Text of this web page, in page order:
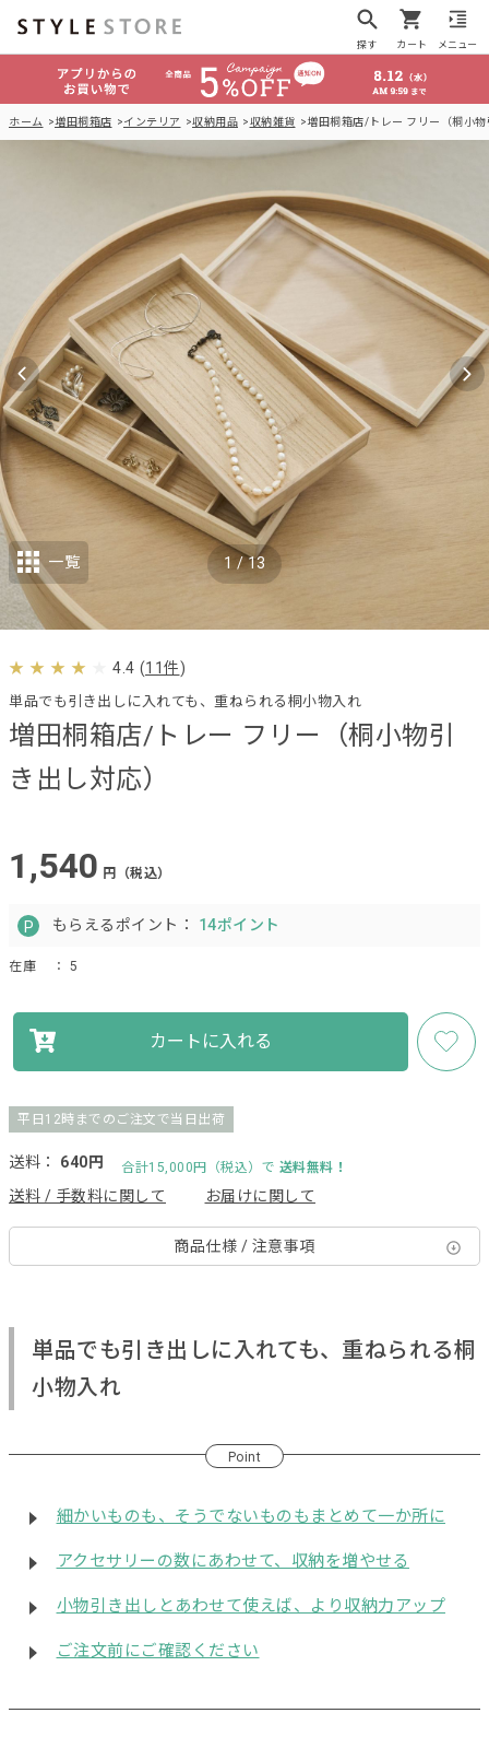
探す カート メニュー
ホーム 増田桐箱店 インテリア 収納用品 収納雑貨 増田桐箱店/トレー フリー（桐小
増田桐箱店/トレー フリー（桐小物引
き出し対応）
単品でも引き出しに入れても、重ねられる桐小物入れ
4.4 (11件)
1,540 円（税込）
もらえるポイント： 14ポイント
在庫 ： 5
カートに入れる
平日12時までのご注文で当日出荷
送料： 640円 合計15,000円（税込）で 送料無料！
送料 / 手数料に関して お届けに関して
商品仕様 / 注意事項
1 /13
一覧
単品でも引き出しに入れても、重ねられる桐
小物入れ
Point
細かいものも、そうでないものもまとめて一か所に
アクセサリーの数にあわせて、収納を増やせる
小物引き出しとあわせて使えば、より収納力アップ
ご注文前にご確認ください